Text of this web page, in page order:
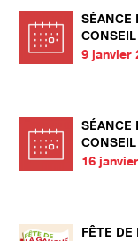
SÉANCE
CONSEIL
9 janvier
SÉANCE
CONSEIL
16
FÊTE DE